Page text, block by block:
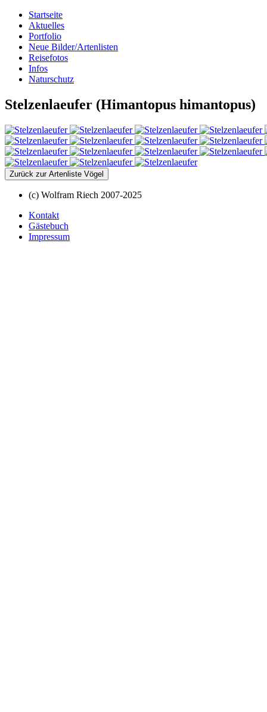
Startseite
Aktuelles
Portfolio
Neue Bilder/Artenlisten
Reisefotos
Infos
Naturschutz
Stelzenlaeufer (Himantopus himantopus)
Zurück zur Artenliste Vögel
(c) Wolfram Riech 2007-2025
Kontakt
Gästebuch
Impressum